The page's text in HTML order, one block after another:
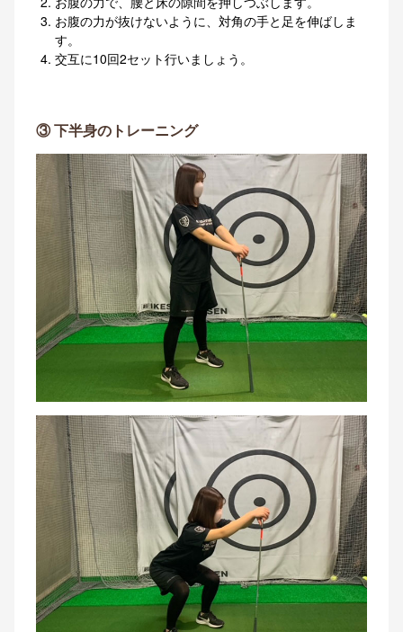
お腹の力が抜けないように、対角の手と足を伸ばしま
す。
交互に10回2セット行いましょう。
③ 下半身のトレーニング